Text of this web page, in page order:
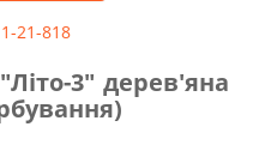
21-818
3" дерев'яна